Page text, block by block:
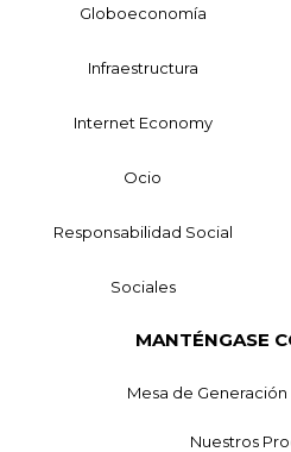
Globoeconomía
Infraestructura
Internet Economy
Ocio
Responsabilidad Social
Sociales
MANTÉNGASE
Mesa de
Nuestros